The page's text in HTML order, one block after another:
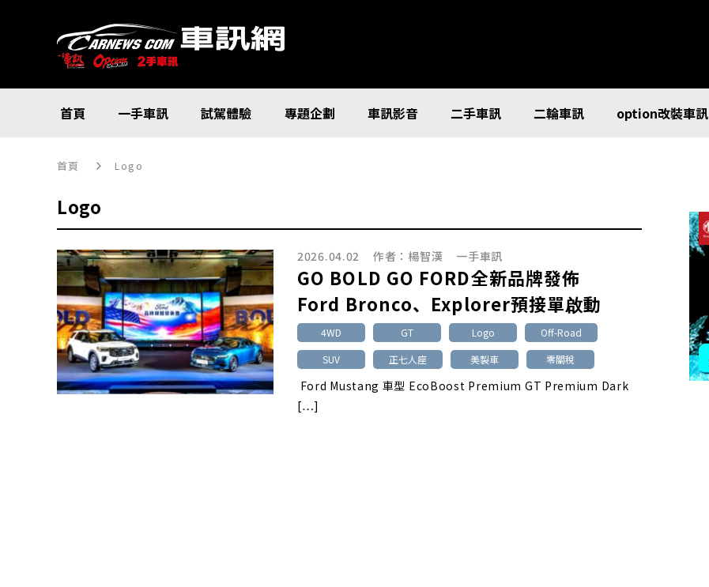
首頁 一手車訊 試駕體驗 專題企劃 車訊影音 二手車訊 二輪車訊 option改裝車訊
首頁 Logo
Logo
2026.04.02 作者：楊智漢 一手車訊
GO BOLD GO FORD全新品牌發佈
Ford Bronco、Explorer預接單啟動
4WD GT Logo
Off-Road
SUV
正七人座 美製車 零關稅
Ford Mustang 車型 EcoBoost Premium GT Premium Dark
[…]